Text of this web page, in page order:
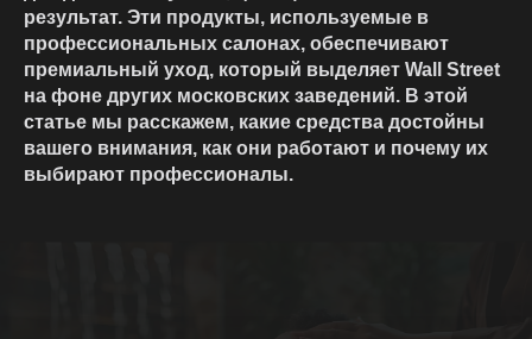
результат. Эти продукты, используемые в
профессиональных салонах, обеспечивают
премиальный уход, который выделяет Wall Street
на фоне других московских заведений. В этой
статье мы расскажем, какие средства достойны
вашего внимания, как они работают и почему их
выбирают профессионалы.